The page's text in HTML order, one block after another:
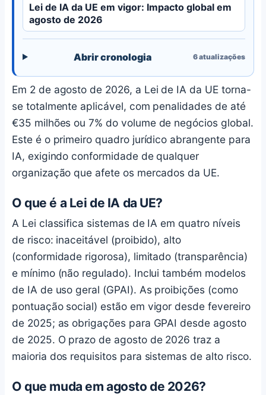
Lei de IA da UE em vigor: Impacto global em
agosto de 2026
Abrir cronologia 6atualizações
Em 2 de agosto de 2026, a Lei de IA da UE torna-
se totalmente aplicável, com penalidades de até
€35 milhões ou 7% do volume de negócios global.
Este é o primeiro quadro jurídico abrangente para
IA, exigindo conformidade de qualquer
organização que afete os mercados da UE.
O que é a Lei de IA da UE?
A Lei classifica sistemas de IA em quatro níveis
de risco: inaceitável (proibido), alto
(conformidade rigorosa), limitado (transparência)
e mínimo (não regulado). Inclui também modelos
de IA de uso geral (GPAI). As proibições (como
pontuação social) estão em vigor desde fevereiro
de 2025; as obrigações para GPAI desde agosto
de 2025. O prazo de agosto de 2026 traz a
maioria dos requisitos para sistemas de alto risco.
O que muda em agosto de 2026?